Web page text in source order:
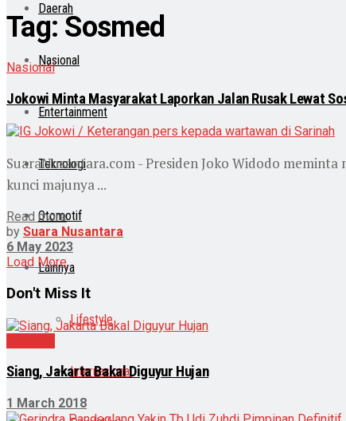
Daerah
Nasional
Entertainment
Teknologi
Otomotif
Lainnya
Lifestyle
Internasional
Tag: Sosmed
Nasional
Jokowi Minta Masyarakat Laporkan Jalan Rusak Lewat
SuaraNusantara.com - Presiden Joko Widodo
kunci majunya ...
Read more
by Suara Nusantara
6 May 2023
Load More
Don't Miss It
Siang, Jakarta Bakal Diguyur Hujan
1 March 2018